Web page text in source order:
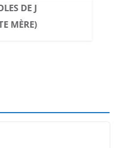
DE J
MÈRE)